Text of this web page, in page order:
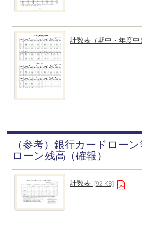
計数表（期中・年度中
（参考）銀行カードロー
ローン残高（確報）
計数表 [92 KB]